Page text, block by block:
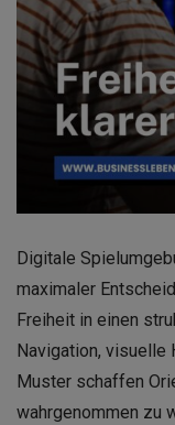
Digitale
maximaler
Freiheit in einen
Navigation, visuelle
Muster schaffen
wahrgenommen zu